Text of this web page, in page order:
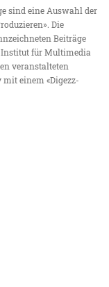
sind eine Auswahl der
Die
Beiträge
für Multimedia
veranstalteten
einem «Digezz-